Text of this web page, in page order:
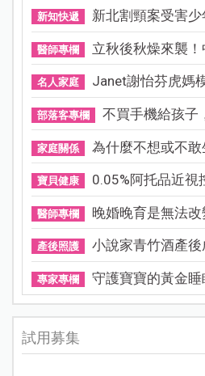
新知快遞 新北割頸案受害
醫師專欄 立秋後秋燥來襲！
名人家庭 Janet謝怡芬虎媽
部落客專欄 不買手機給孩子
家庭關係 為什麼不想或不敢
寶貝健康 0.05%阿托品近視
醫師專欄 晚婚晚育是無法改
產後照護 小說家青竹酒產後
專家專欄 守護寶寶的黃金睡
試用募集